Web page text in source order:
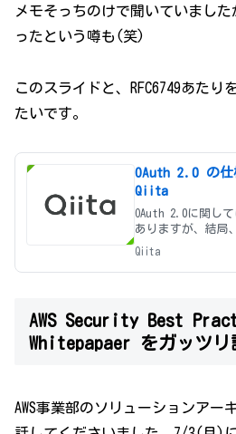
メモそっちのけで聞いていまし
ったという噂も(笑)
このスライドと、RFC6749あたり
たいです。
OAuth 2.0 の仕
Qiita
OAuth 2.0に関し
ありますが、結局、
http://
RFCの仕様を読む
い、それを読む際
Qiita
AWS Security Best
Whitepapaer をガッツリ
AWS事業部のソリューションアー